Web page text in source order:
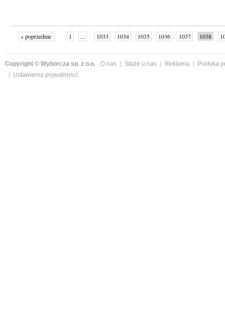
« poprzednie 1 ... 1033 1034 1035 1036 1037 1038
Copyright © Wyborcza sp. z o.o. O nas Staże u nas Reklama
Polityka
Ustawienia prywatności